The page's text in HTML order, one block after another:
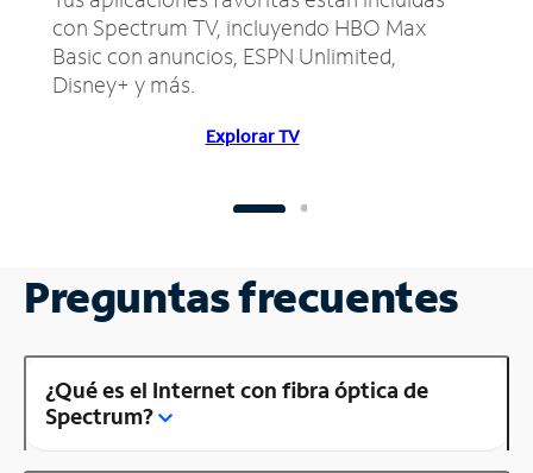
con Spectrum TV, incluyendo HBO Max
Basic con anuncios, ESPN Unlimited,
Disney+ y más.
Explorar TV
Preguntas frecuentes
¿Qué es el Internet con fibra óptica de
Spectrum?